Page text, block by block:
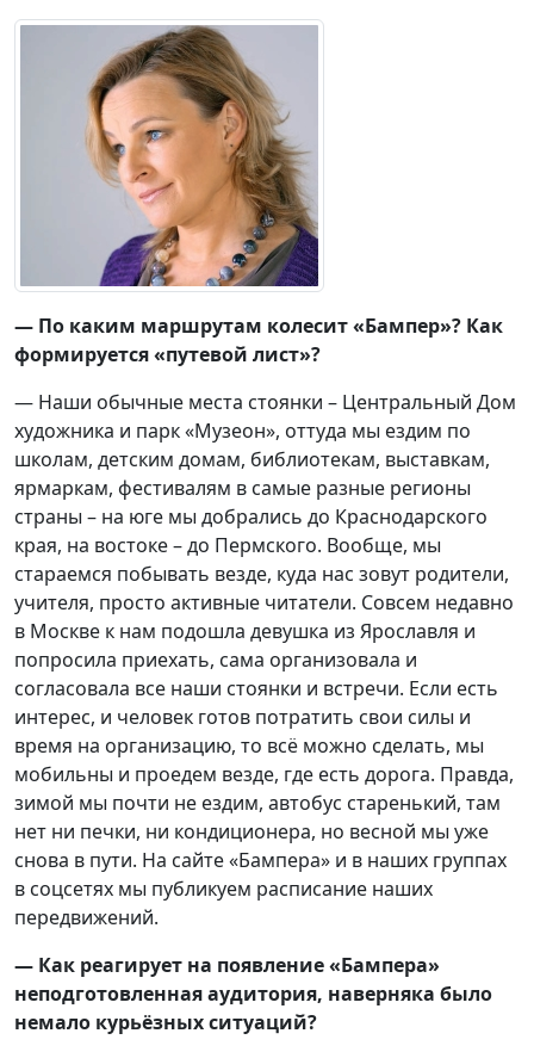
— По каким маршрутам колесит «Бампер»? Как
формируется «путевой лист»?
— Наши обычные места стоянки – Центральный Дом
художника и парк «Музеон», оттуда мы ездим по
школам, детским домам, библиотекам, выставкам,
ярмаркам, фестивалям в самые разные регионы
страны – на юге мы добрались до Краснодарского
края, на востоке – до Пермского. Вообще, мы
стараемся побывать везде, куда нас зовут родители,
учителя, просто активные читатели. Совсем недавно
в Москве к нам подошла девушка из Ярославля и
попросила приехать, сама организовала и
согласовала все наши стоянки и встречи. Если есть
интерес, и человек готов потратить свои силы и
время на организацию, то всё можно сделать, мы
мобильны и проедем везде, где есть дорога. Правда,
зимой мы почти не ездим, автобус старенький, там
нет ни печки, ни кондиционера, но весной мы уже
снова в пути. На сайте «Бампера» и в наших группах
в соцсетях мы публикуем расписание наших
передвижений.
— Как реагирует на появление «Бампера»
неподготовленная аудитория, наверняка было
немало курьёзных ситуаций?